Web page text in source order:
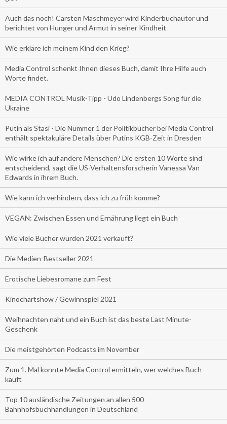
Auch das noch! Carsten Maschmeyer wird Kinderbuchautor und
berichtet von Hunger und Armut in seiner Kindheit
Wie erkläre ich meinem Kind den Krieg?
Media Control schenkt Ihnen dieses Buch, damit Ihre Hilfe auch
Worte findet.
MEDIA CONTROL Musik-Tipp - Udo Lindenbergs Song für die
Ukraine
Putin als Stasi - Die Nummer 1 der Politikbücher bei Media Control
enthält spektakuläre Details über Putins KGB-Zeit in Dresden
Wie wirke ich auf andere Menschen? Die ersten 10 Worte sind
entscheidend, sagt die US-Verhaltensforscherin Vanessa Van
Edwards in ihrem Buch.
Wie kann ich verhindern, dass ich zu früh komme?
VEGAN: Zwischen Essen und Ernährung liegt ein Buch
Wie viele Bücher wurden 2021 verkauft?
Die Medien-Bestseller 2021
Erotische Liebesromane zum Fest
Kinochartshow / Gewinnspiel 2021
Weihnachten naht und ein Buch ist das beste Last Minute-
Geschenk
Die meistgehörten Podcasts im November
Zum 1. Mal konnte Media Control ermitteln, wer welches Buch
kauft
Top 10 ausländische Zeitungen an allen 500
Bahnhofsbuchhandlungen in Deutschland